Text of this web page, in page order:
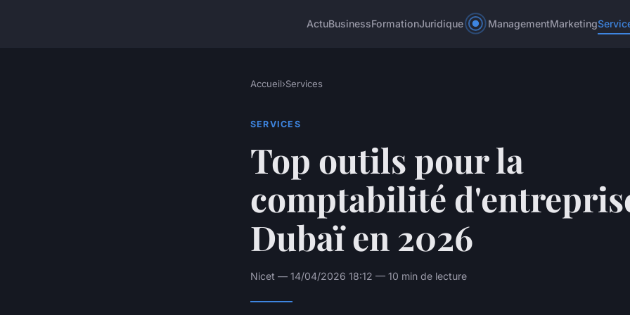
ActuBusinessFormationJuridique ManagementMarketing
Accueil›Services
SERVICES
Top outils pour la
comptabilité
Dubaï en 2026
Nicet — 14/04/2026 18:12 — 10 min de lecture